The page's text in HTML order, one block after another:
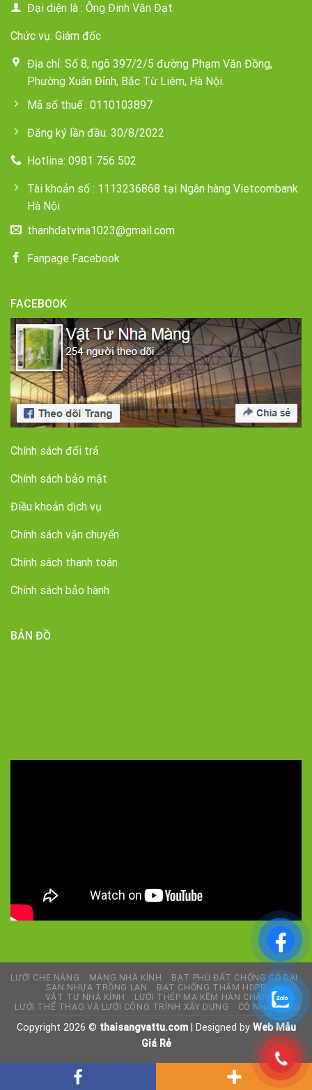
Đại diện là : Ông Đinh Văn Đạt
Chức vụ: Giám đốc
Địa chỉ: Số 8, ngõ 397/2/5 đường Phạm Văn Đồng,
Phường Xuân Đỉnh, Bắc Từ Liêm, Hà Nội.
Mã số thuế : 0110103897
Đăng ký lần đầu: 30/8/2022
Hotline: 0981 756 502
Tài khoản số : 1113236868 tại Ngân hàng Vietcombank
Hà Nội
thanhdatvina1023@gmail.com
Fanpage Facebook
FACEBOOK
Chính sách đổi trả
Chính sách bảo mật
Điều khoản dịch vụ
Chính sách vận chuyển
Chính sách thanh toán
Chính sách bảo hành
BẢN ĐỒ
LƯỚI CHE NẮNG MÀNG NHÀ KÍNH
BẠT PHỦ ĐẤT CHỐNG CỎ DẠI
SÀN NHỰA TRỒNG LAN
BẠT CHỐNG THẤM HDPE
VẬT TƯ NHÀ KÍNH
LƯỚI THÉP MẠ KẼM HÀN CHẬP
LƯỚI THỂ THAO VÀ LƯỚI CÔNG TRÌNH XÂY DỰNG
CỎ NHÂN TẠO
Copyright 2026 © thaisangvattu.com| Designed by Web Mẫu
Giá Rẻ